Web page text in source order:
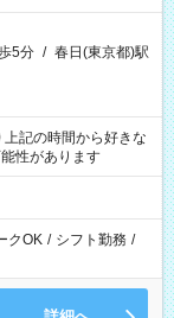
5分 / 春日(東京都)駅
性があります
クOK / シフト勤務 /